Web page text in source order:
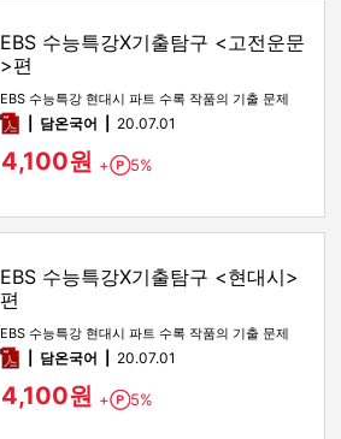
EBS 수능특강X기출탐구 <고전운문
>편
EBS 수능특강 현대시 파트 수록 작품의 기출 문제
pdf담온국어 20.07.01
4,100원 + Point
5%
EBS 수능특강X기출탐구 <현대시>
편
EBS 수능특강 현대시 파트 수록 작품의 기출 문제
pdf담온국어 20.07.01
4,100원 + Point
5%